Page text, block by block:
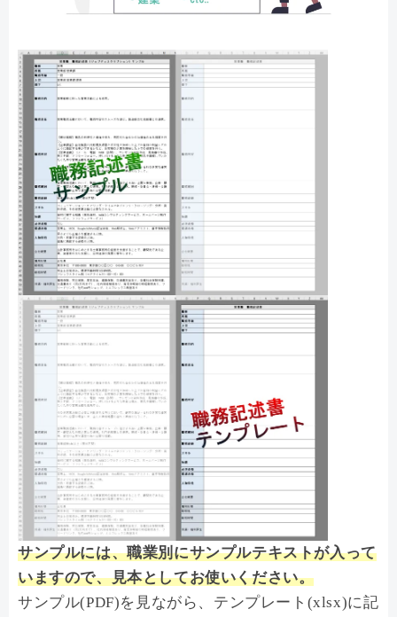
サンプルには、職業別にサンプルテキストが入って
いますので、見本としてお使いください。
サンプル(PDF)を見ながら、テンプレート(xlsx)に記